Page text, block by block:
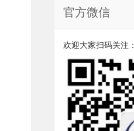
官方微信
欢迎大家扫码关注：